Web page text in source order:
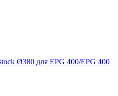
Ø380 для EPG 400/EPG 400